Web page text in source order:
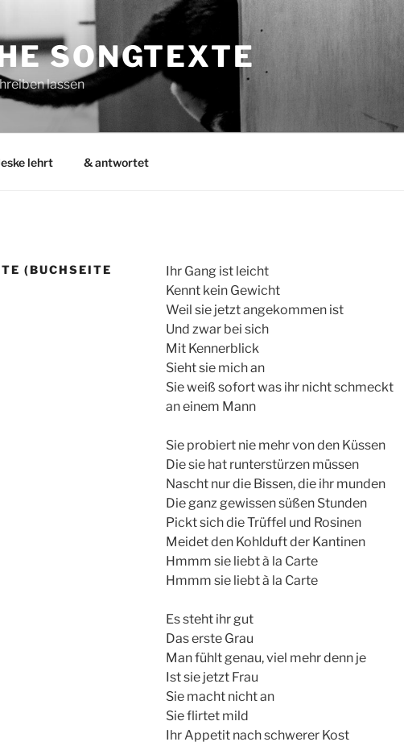
SONGTEXTE
lassen
lehrt & antwortet
(BUCHSEITE
Ihr Gang ist leicht
Kennt kein Gewicht
Weil sie jetzt angekommen ist
Und zwar bei sich
Mit Kennerblick
Sieht sie mich an
Sie weiß sofort was ihr nicht schmeckt
an einem Mann
Sie probiert nie mehr von den Küssen
Die sie hat runterstürzen müssen
Nascht nur die Bissen, die ihr munden
Die ganz gewissen süßen Stunden
Pickt sich die Trüffel und Rosinen
Meidet den Kohlduft der Kantinen
Hmmm sie liebt à la Carte
Hmmm sie liebt à la Carte
Es steht ihr gut
Das erste Grau
Man fühlt genau, viel mehr denn je
Ist sie jetzt Frau
Sie macht nicht an
Sie flirtet mild
Ihr Appetit nach schwerer Kost